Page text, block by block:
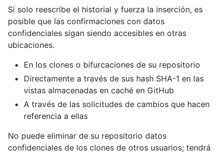
Si solo reescribe el historial y fuerza la inserción, es
posible que las confirmaciones con datos
confidenciales sigan siendo accesibles en otras
ubicaciones.
En los clones o bifurcaciones de su repositorio
Directamente a través de sus hash SHA-1 en las
vistas almacenadas en caché en GitHub
A través de las solicitudes de cambios que hacen
referencia a ellas
No puede eliminar de su repositorio datos
confidenciales de los clones de otros usuarios; tendrá